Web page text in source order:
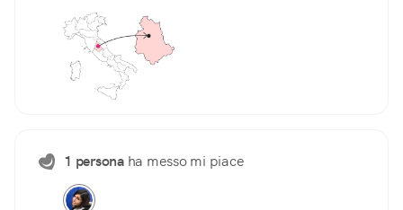
1 personaha messo mi piace